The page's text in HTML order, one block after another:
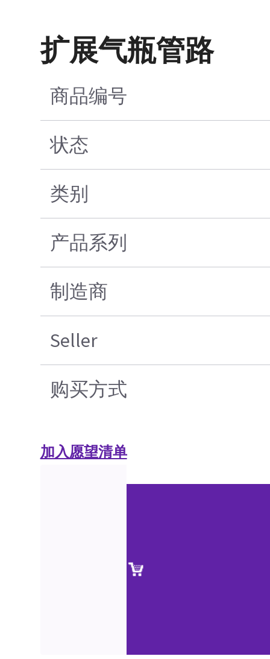
扩展气瓶管路
商品编号
状态
类别
产品系列
制造商
Seller
购买方式
加入愿望清单